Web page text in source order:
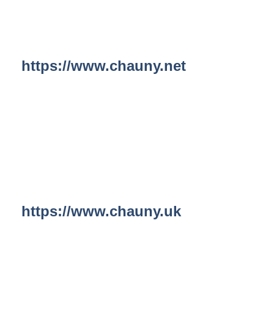
https://www.chauny.net
https://www.chauny.uk